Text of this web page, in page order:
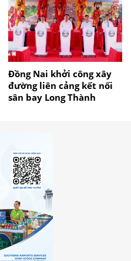
Đồng Nai khởi công xây
đường liên cảng kết nối
sân bay Long Thành